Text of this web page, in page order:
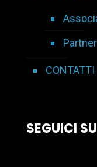
Partner
CONTATTI
SEGUICI